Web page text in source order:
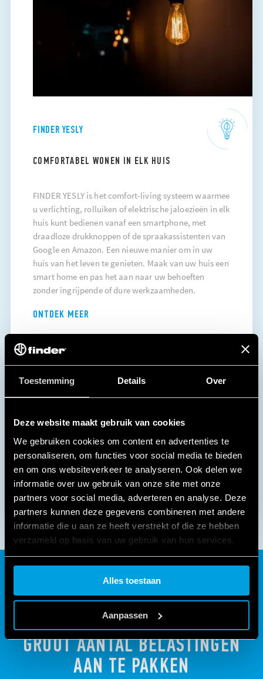
Toestemming Details Over
Deze website maakt gebruik van cookies
We gebruiken cookies om content en advertenties te
personaliseren, om functies voor social media te bieden
en om ons websiteverkeer te analyseren. Ook delen we
informatie over uw gebruik van onze site met onze
partners voor social media, adverteren en analyse. Deze
partners kunnen deze gegevens combineren met andere
informatie die u aan ze heeft verstrekt of die ze hebben
verzameld op basis van uw gebruik van hun services.
Cookie policy.
Alles toestaan
Aanpassen
FINDER YESLY
COMFORTABEL WONEN IN ELK HUIS
FINDER YESLY is het comfort-living systeem waarmee
u verlichting, rolluiken of elektrische jaloezieën in elk
huis kunt bedienen vanaf een smartphone, met
draadloze drukknoppen of de spraakassistenten van
Google en Amazon. Een nieuwe manier om in uw
huis van het leven te genieten. Maak van uw huis een
smart home en pas het aan naar uw behoeften
zonder ingrijpende of dure werkzaamheden.
ONTDEK MEER
MASTER & SLAVE, KRACHT EN
FLEXIBILITEIT OM MET EEN
GROOT AANTAL BELASTINGEN
AAN TE PAKKEN